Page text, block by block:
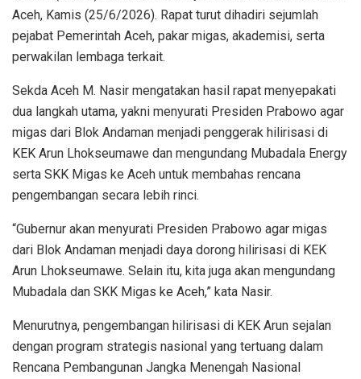
Aceh, Kamis (25/6/2026). Rapat turut dihadiri sejumlah
pejabat Pemerintah Aceh, pakar migas, akademisi, serta
perwakilan lembaga terkait.
Sekda Aceh M. Nasir mengatakan hasil rapat menyepakati
dua langkah utama, yakni menyurati Presiden Prabowo agar
migas dari Blok Andaman menjadi penggerak hilirisasi di
KEK Arun Lhokseumawe dan mengundang Mubadala Energy
serta SKK Migas ke Aceh untuk membahas rencana
pengembangan secara lebih rinci.
“Gubernur akan menyurati Presiden Prabowo agar migas
dari Blok Andaman menjadi daya dorong hilirisasi di KEK
Arun Lhokseumawe. Selain itu, kita juga akan mengundang
Mubadala dan SKK Migas ke Aceh,” kata Nasir.
Menurutnya, pengembangan hilirisasi di KEK Arun sejalan
dengan program strategis nasional yang tertuang dalam
Rencana Pembangunan Jangka Menengah Nasional